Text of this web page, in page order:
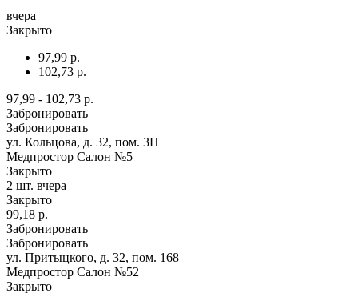
вчера
Закрыто
97,99 р.
102,73 р.
97,99 - 102,73 р.
Забронировать
Забронировать
ул. Кольцова, д. 32, пом. 3Н
Медпростор Салон №5
Закрыто
2 шт. вчера
Закрыто
99,18 р.
Забронировать
Забронировать
ул. Притыцкого, д. 32, пом. 168
Медпростор Салон №52
Закрыто